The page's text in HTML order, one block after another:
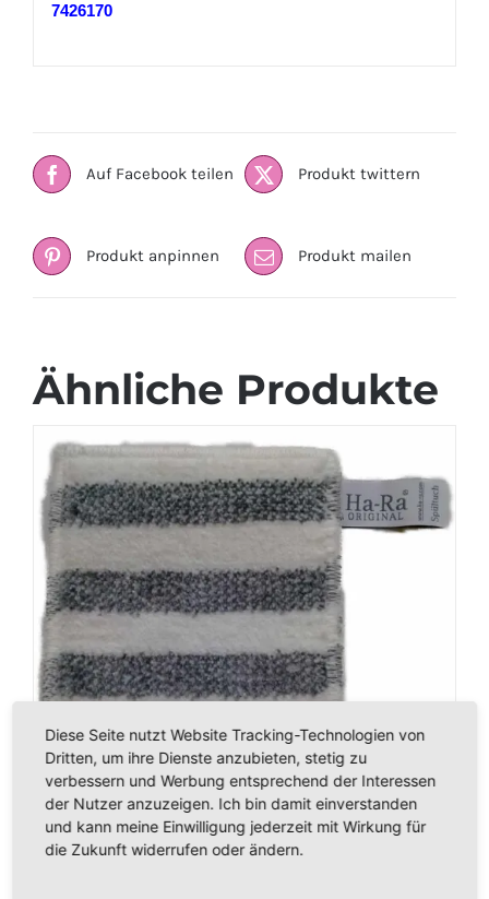
7426170
Auf Facebook teilen Produkt twittern
Produkt anpinnen Produkt mailen
Ähnliche Produkte
Diese Seite nutzt Website Tracking-Technologien von
Dritten, um ihre Dienste anzubieten, stetig zu
verbessern und Werbung entsprechend der Interessen
der Nutzer anzuzeigen. Ich bin damit einverstanden
und kann meine Einwilligung jederzeit mit Wirkung für
die Zukunft widerrufen oder ändern.